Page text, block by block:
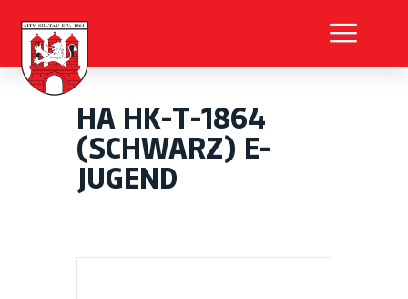
HA HK-T-1864
(SCHWARZ) E-
JUGEND